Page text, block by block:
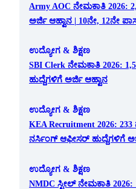
Army AOC ನೇಮಕಾತಿ 2026:
ಅರ್ಜಿ ಆಹ್ವಾನ | 10ನೇ, 12ನೇ
ಉದ್ಯೋಗ & ಶಿಕ್ಷಣ
SBI Clerk ನೇಮಕಾತಿ
ಹುದ್ದೆಗಳಿಗೆ ಅರ್ಜಿ ಆಹ್ವಾನ
ಉದ್ಯೋಗ & ಶಿಕ್ಷಣ
KEA Recruitment 2026:
ನರ್ಸಿಂಗ್ ಆಫೀಸರ್ ಹುದ್ದೆಗಳಿಗೆ
ಉದ್ಯೋಗ & ಶಿಕ್ಷಣ
NMDC ಸ್ಟೀಲ್ ನೇಮಕಾತಿ 2026: